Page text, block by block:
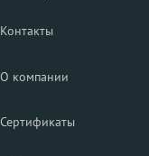
Контакты
О компании
Сертификаты